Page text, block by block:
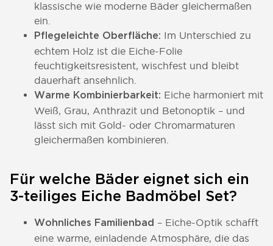
klassische wie moderne Bäder gleichermaßen
ein.
Pflegeleichte Oberfläche: Im Unterschied zu
echtem Holz ist die Eiche-Folie
feuchtigkeitsresistent, wischfest und bleibt
dauerhaft ansehnlich.
Warme Kombinierbarkeit: Eiche harmoniert mit
Weiß, Grau, Anthrazit und Betonoptik – und
lässt sich mit Gold- oder Chromarmaturen
gleichermaßen kombinieren.
Für welche Bäder eignet sich ein
3-teiliges Eiche Badmöbel Set?
Wohnliches Familienbad – Eiche-Optik schafft
eine warme, einladende Atmosphäre, die das